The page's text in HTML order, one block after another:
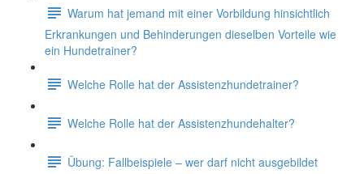
Warum hat jemand mit einer Vorbildung hinsichtlich
Erkrankungen und Behinderungen dieselben Vorteile wie
ein Hundetrainer?
Welche Rolle hat der Assistenzhundetrainer?
Welche Rolle hat der Assistenzhundehalter?
Übung: Fallbeispiele – wer darf nicht ausgebildet